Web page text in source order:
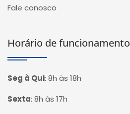
Fale conosco
Horário de funcionamento
Seg à Qui: 8h às 18h
Sexta: 8h às 17h